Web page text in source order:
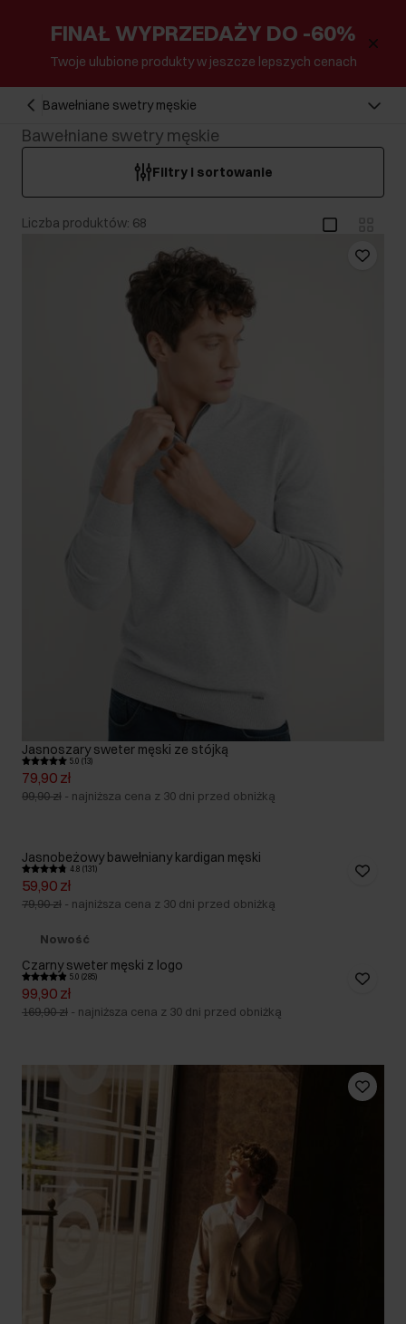
FINAŁ WYPRZEDAŻY DO -60%
Twoje ulubione produkty w jeszcze lepszych cenach
Bawełniane swetry męskie
Bawełniane swetry męskie
Filtry i sortowanie
Liczba produktów: 68
Jasnoszary sweter męski ze stójką
5.0 (13)
79,90 zł
99,90 zł - najniższa cena z 30 dni przed obniżką
Jasnobeżowy bawełniany kardigan męski
4.8 (131)
59,90 zł
79,90 zł - najniższa cena z 30 dni przed obniżką
Nowość
Czarny sweter męski z logo
5.0 (285)
99,90 zł
169,90 zł - najniższa cena z 30 dni przed obniżką